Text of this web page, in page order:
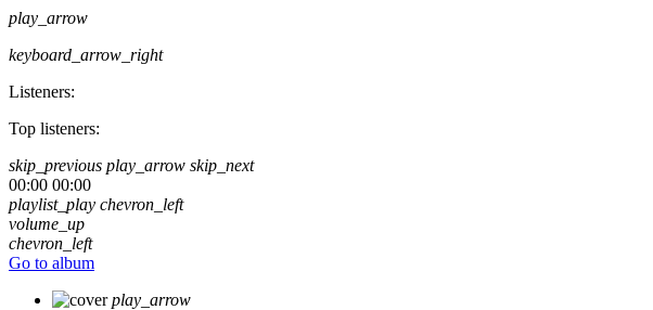
play_arrow
keyboard_arrow_right
Listeners:
Top listeners:
skip_previous play_arrow skip_next
00:00 00:00
playlist_play chevron_left
volume_up
chevron_left
Go to album
play_arrow